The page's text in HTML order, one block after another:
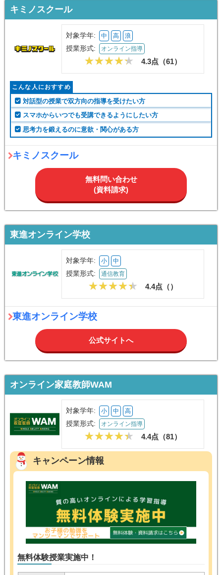
キミノスクール
対象学年: 中 高 浪
授業形式: オンライン指導
4.3点（61）
こんな人におすすめ
対話型の授業で双方向の指導を受けたい方
スマホからいつでも受講できるようにしたい方
思考力を鍛えるのに意欲・関心がある方
キミノスクール
無料問い合わせ
(資料請求)
東進オンライン学校
対象学年: 小 中
授業形式: 通信教育
4.4点（）
東進オンライン学校
公式サイトへ
オンライン家庭教師WAM
対象学年: 小 中 高
授業形式: オンライン指導
4.4点（81）
キャンペーン情報
無料体験授業実施中！